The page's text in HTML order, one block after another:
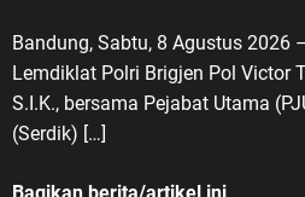
Bandung, Sabtu, 8 Agustus 2026
Lemdiklat Polri Brigjen Pol Victor
S.I.K., bersama Pejabat Utama
(Serdik) […]